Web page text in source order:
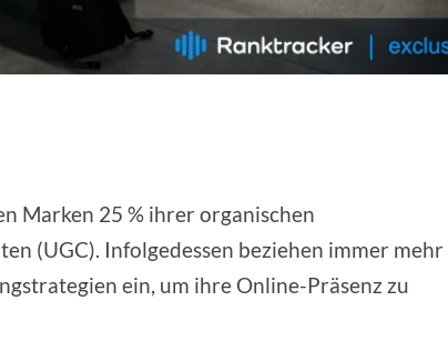
Marken 25 % ihrer organischen
(UGC). Infolgedessen beziehen immer mehr
ein, um ihre Online-Präsenz zu